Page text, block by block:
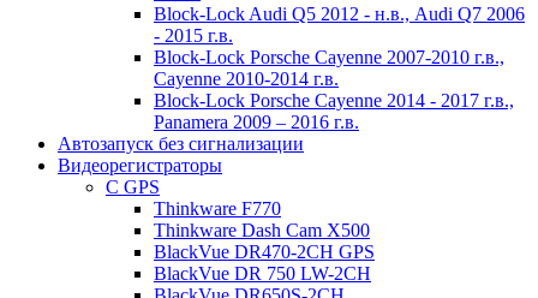
Block-Lock Audi Q5 2012 - н.в., Audi Q7 2006
- 2015 г.в.
Block-Lock Porsche Cayenne 2007-2010 г.в.,
Cayenne 2010-2014 г.в.
Block-Lock Porsche Cayenne 2014 - 2017 г.в.,
Panamera 2009 – 2016 г.в.
Автозапуск без сигнализации
Видеорегистраторы
С GPS
Thinkware F770
Thinkware Dash Cam X500
BlackVue DR470-2CH GPS
BlackVue DR 750 LW-2CH